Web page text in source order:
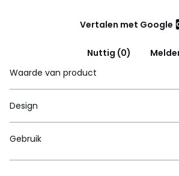
Vertalen met Google
Nuttig (0)
Waarde van product
Design
Gebruik